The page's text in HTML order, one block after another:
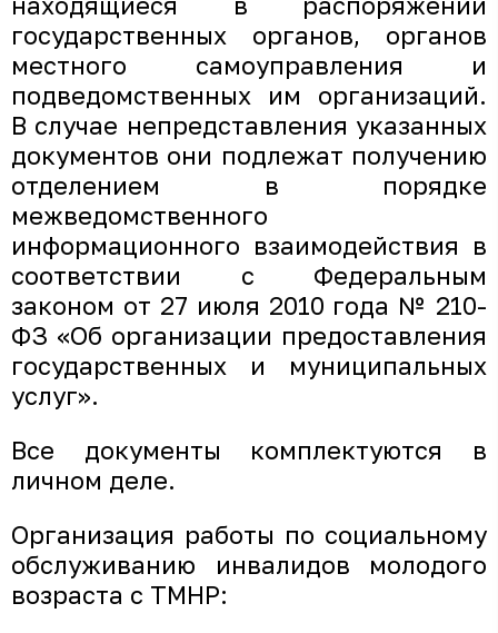
государственных органов, органов
местного самоуправления и
подведомственных им организаций.
В случае непредставления указанных
документов они подлежат получению
отделением в порядке
межведомственного
информационного взаимодействия в
соответствии с Федеральным
законом от 27 июля 2010 года № 210-
ФЗ «Об организации предоставления
государственных и муниципальных
услуг».
Все документы комплектуются в
личном деле.
Организация работы по социальному
обслуживанию инвалидов молодого
возраста с ТМНР: